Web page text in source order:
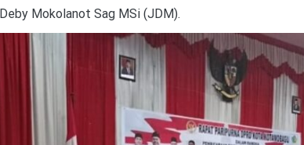
Mokolanot Sag MSi (JDM).